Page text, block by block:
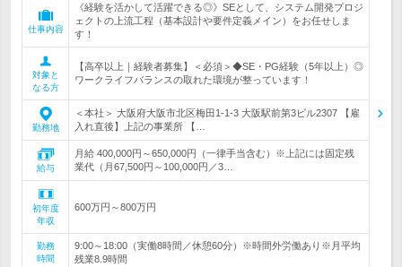
仕事内容
《経験を活かして活躍できる◎》SEとして、システム開発プロジ
ェクトの上流工程（基本設計や要件定義メイン）をお任せしま
す！
対象と
なる方
【高卒以上｜経験者募集】＜必須＞◆SE・PG経験（5年以上）◎
ワークライフバランスの取れた環境が整っています！
勤務地
＜本社＞ 大阪府大阪市北区梅田1-1-3 大阪駅前第3ビル2307 【雇
入れ直後】上記の事業所 【…
給与
月給 400,000円～650,000円（一律手当含む）※上記には固定残
業代（月67,500円～100,000円／3…
初年度
年収
600万円～800万円
勤務
時間
9:00～18:00（実働8時間／休憩60分）※時間外労働あり※月平均
残業8.9時間